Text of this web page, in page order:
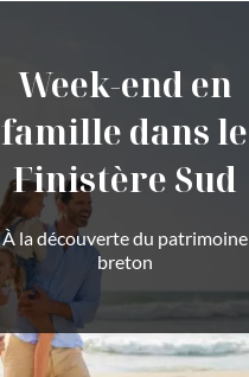
Week-end en
famille dans le
Finistère Sud
À la découverte du patrimoine
breton